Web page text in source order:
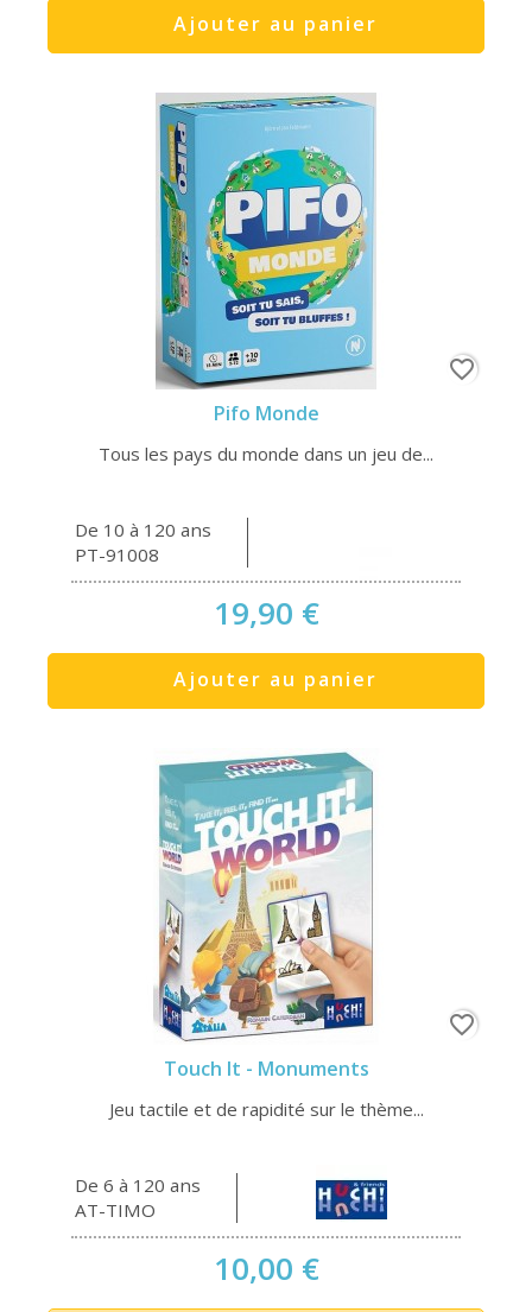
Ajouter au panier
Pifo Monde
Tous les pays du monde dans un jeu de...
De 10 à 120 ans
PT-91008
19,90 €
Ajouter au panier
favorite_border
Touch It - Monuments
Jeu tactile et de rapidité sur le thème...
De 6 à 120 ans
AT-TIMO
10,00 €
favorite_border